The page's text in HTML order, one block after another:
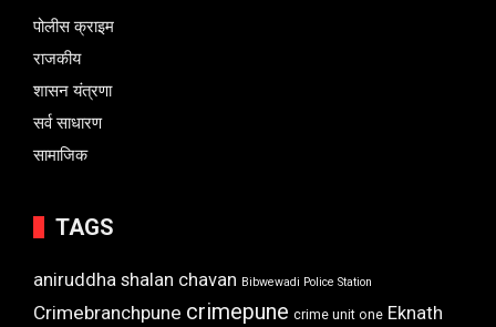
पोलीस क्राइम
राजकीय
शासन यंत्रणा
सर्व साधारण
सामाजिक
TAGS
aniruddha shalan chavan Bibwewadi Police Station
Crimebranchpune crimepune crime unit one Eknath